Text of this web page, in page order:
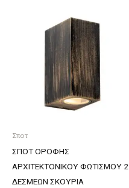
Σποτ
ΣΠΟΤ ΟΡΟΦΗΣ
ΑΡΧΙΤΕΚΤΟΝΙΚΟΥ ΦΩΤΙΣΜΟΥ 2
ΔΕΣΜΕΩΝ ΣΚΟΥΡΙΑ